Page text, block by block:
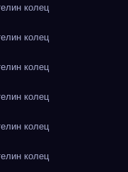
колец
колец
колец
колец
колец
колец